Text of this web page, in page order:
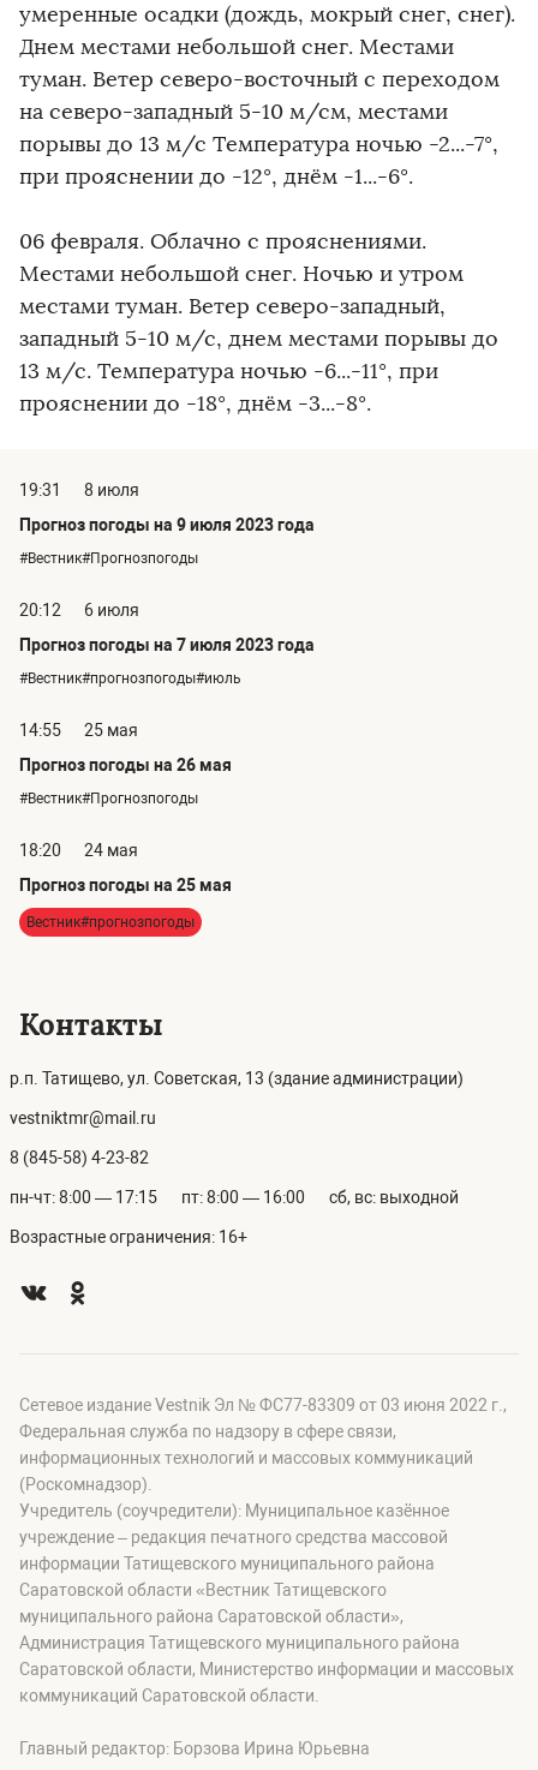
умеренные осадки (дождь, мокрый снег, снег).
Днем местами небольшой снег. Местами
туман. Ветер северо-восточный с переходом
на северо-западный 5-10 м/см, местами
порывы до 13 м/с Температура ночью -2...-7°,
при прояснении до -12°, днём -1...-6°.
06 февраля. Облачно с прояснениями.
Местами небольшой снег. Ночью и утром
местами туман. Ветер северо-западный,
западный 5-10 м/с, днем местами порывы до
13 м/с. Температура ночью -6...-11°, при
прояснении до -18°, днём -3...-8°.
19:31
8 июля
Прогноз погоды на 9 июля 2023 года
#Вестник#Прогнозпогоды
20:12
6 июля
Прогноз погоды на 7 июля 2023 года
#Вестник#прогнозпогоды#июль
14:55
25 мая
Прогноз погоды на 26 мая
#Вестник#Прогнозпогоды
18:20
24 мая
Прогноз погоды на 25 мая
Вестник#прогнозпогоды
Контакты
р.п. Татищево, ул. Советская, 13 (здание администрации)
vestniktmr@mail.ru
8 (845-58) 4-23-82
пн-чт: 8:00 — 17:15 пт: 8:00 — 16:00 сб, вс: выходной
Возрастные ограничения: 16+
Сетевое издание Vestnik Эл № ФС77-83309 от 03 июня 2022 г.,
Федеральная служба по надзору в сфере связи,
информационных технологий и массовых коммуникаций
(Роскомнадзор).
Учредитель (соучредители): Муниципальное казённое
учреждение – редакция печатного средства массовой
информации Татищевского муниципального района
Саратовской области «Вестник Татищевского
муниципального района Саратовской области»,
Администрация Татищевского муниципального района
Саратовской области, Министерство информации и массовых
коммуникаций Саратовской области.
Главный редактор: Борзова Ирина Юрьевна